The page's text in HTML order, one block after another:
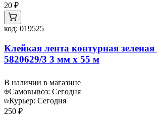
20 ₽
код: 019525
Клейкая лента контурная
5820629/3 3 мм х 55 м
В наличии в магазине
Самовывоз: Сегодня
Курьер: Сегодня
250 ₽